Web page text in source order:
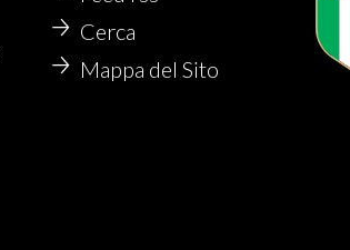
Cerca
Mappa del Sito